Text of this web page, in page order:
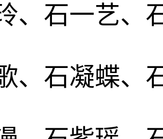
、石一艺、
、石凝蝶、